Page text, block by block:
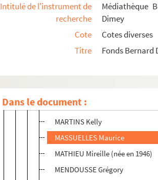
Intitulé de l'instrument de
recherche
Médiathèque
Dimey
Cote
Cotes diverses
Titre
Fonds Bernard
Dans le document :
MAGNE Michel
MARTIN Hélène (née en 1928)
MARTINS Kelly
MASSUELLES Maurice
MATHIEU Mireille (née en 1946)
MENDOUSSE Grégory